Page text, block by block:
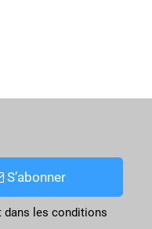
S’abonner
dans les conditions